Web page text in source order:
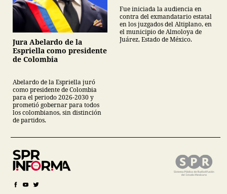
Jura Abelardo de la
Espriella como presidente
de Colombia
Abelardo de la Espriella juró
como presidente de Colombia
para el periodo 2026-2030 y
prometió gobernar para todos
los colombianos, sin distinción
de partidos.
Fue iniciada la audiencia en
contra del exmandatario estatal
en los juzgados del Altiplano, en
el municipio de Almoloya de
Juárez, Estado de México.